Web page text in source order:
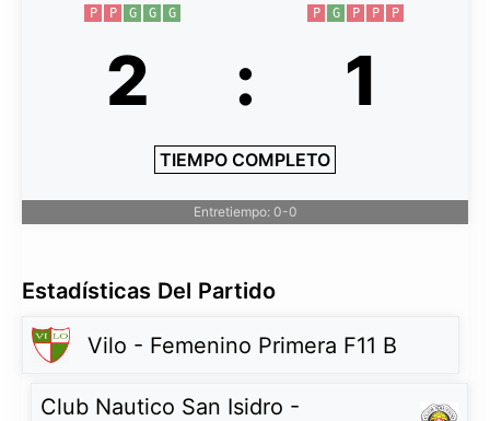
P P G G G
2 : 1
TIEMPO COMPLETO
P G P P P
Entretiempo: 0-0
Estadísticas Del Partido
Vilo - Femenino Primera F11 B
Club Nautico San Isidro -